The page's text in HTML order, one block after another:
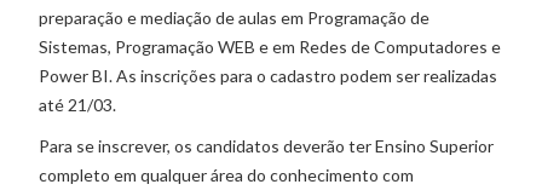
preparação e mediação de aulas em Programação de
Sistemas, Programação WEB e em Redes de Computadores e
Power BI. As inscrições para o cadastro podem ser realizadas
até 21/03.
Para se inscrever, os candidatos deverão ter Ensino Superior
completo em qualquer área do conhecimento com